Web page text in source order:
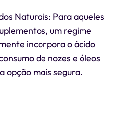
Naturais: Para aqueles
um regime
incorpora o ácido
de nozes e óleos
opção mais segura.